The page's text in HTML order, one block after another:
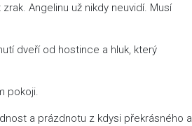
Angelinu už nikdy neuvidí. Musí
dveří od hostince a hluk, který
pokoji.
a prázdnotu z kdysi překrásného a